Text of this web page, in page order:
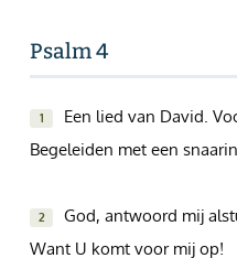
Psalm 4
1
Een lied van David.
Begeleiden met een
2
God, antwoord mij
Want U komt voor mij op!